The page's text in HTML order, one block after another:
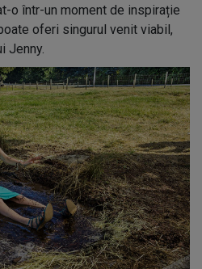
o într-un moment de inspirație
oferi singurul venit viabil,
Jenny.